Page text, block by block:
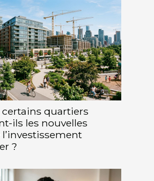
quartiers
ils les nouvelles
?